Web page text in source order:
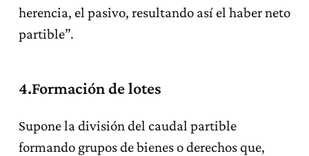
herencia, el pasivo, resultando así el haber neto
partible”.
4.Formación de lotes
Supone la división del caudal partible
formando grupos de bienes o derechos que,